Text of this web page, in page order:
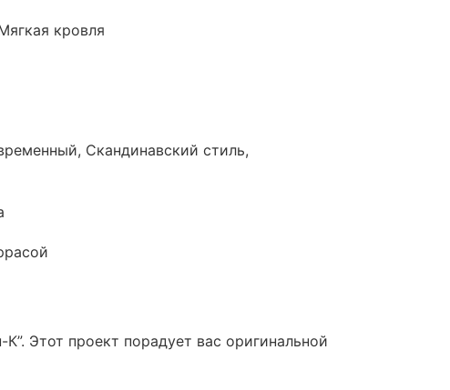
кровля
Скандинавский стиль,
Этот проект порадует вас оригинальной